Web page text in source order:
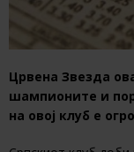
Црвена Звезда
шампионите и
на овој клуб е